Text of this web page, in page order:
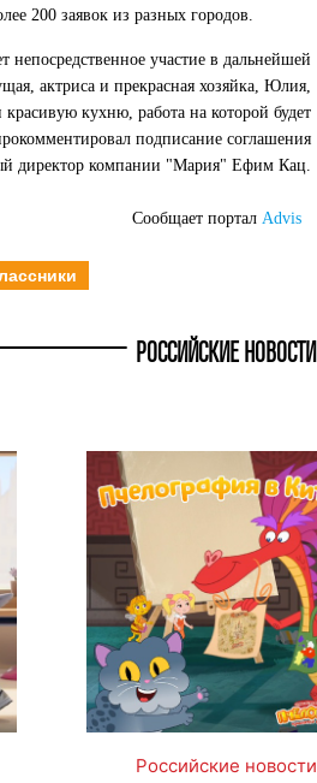
200 заявок из разных городов.
участие в дальнейшей
актриса и прекрасная хозяйка, Юлия,
кухню, работа на которой будет
подписание соглашения
директор компании "Мария" Ефим Кац.
Сообщает порталAdvis
РОССИЙСКИЕ НОВОСТИ
Российские новости